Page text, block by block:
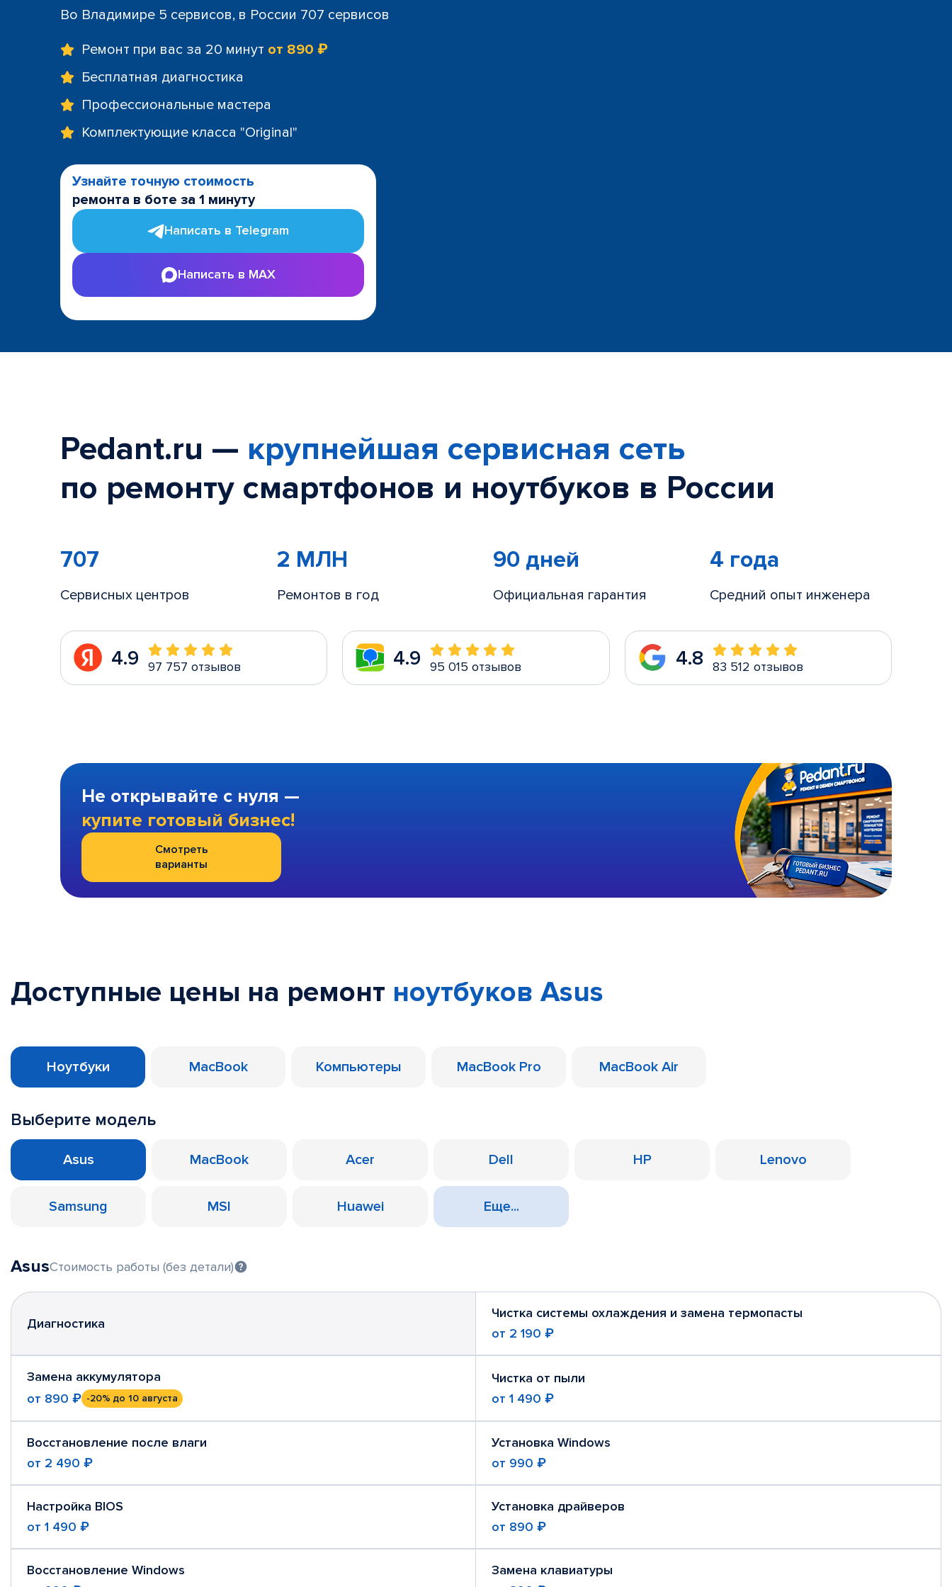
Во Владимире 5 сервисов, в России 707 сервисов
Ремонт при вас за 20 минут от 890 ₽
Бесплатная диагностика
Профессиональные мастера
Комплектующие класса "Original"
Узнайте точную стоимость
ремонта в боте за 1 минуту
Написать в Telegram
Написать в MAX
Pedant.ru — крупнейшая сервисная сеть
по ремонту смартфонов и ноутбуков в России
707
Сервисных центров
2 МЛН
Ремонтов в год
90 дней
Официальная гарантия
4 года
Средний опыт инженера
4.9 97 757 отзывов 4.9 95 015 отзывов 4.8 83 512 отзывов
Не открывайте с нуля —
купите готовый бизнес!
Смотреть
варианты
Доступные цены на ремонт ноутбуков Asus
Ноутбуки MacBook Компьютеры MacBook Pro MacBook Air
Выберите модель
Asus MacBook Acer Dell HP Lenovo
Samsung MSI Huawei Еще...
AsusСтоимость работы (без детали)
Диагностика
Чистка системы охлаждения и замена термопасты
от 2 190 ₽
Замена аккумулятора
от 890 ₽ -20% до 10 августа
Чистка от пыли
от 1 490 ₽
Восстановление после влаги
от 2 490 ₽
Установка Windows
от 990 ₽
Настройка BIOS
от 1 490 ₽
Установка драйверов
от 890 ₽
Восстановление Windows
Замена клавиатуры